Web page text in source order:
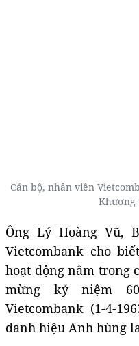
Cán bộ, nhân viên
Khương
Ông Lý Hoàng Vũ,
Vietcombank cho
hoạt động nằm trong
mừng kỷ niệm
Vietcombank (1-4-
danh hiệu Anh hùng